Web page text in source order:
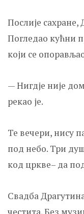
Послије сахране,
Погледао кућни
који се
— Нигд‌је није
рекао је.
Те вечери, нису
под небо. Три
код цркве– да
Свадба